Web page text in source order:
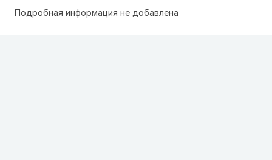
Подробная информация не добавлена